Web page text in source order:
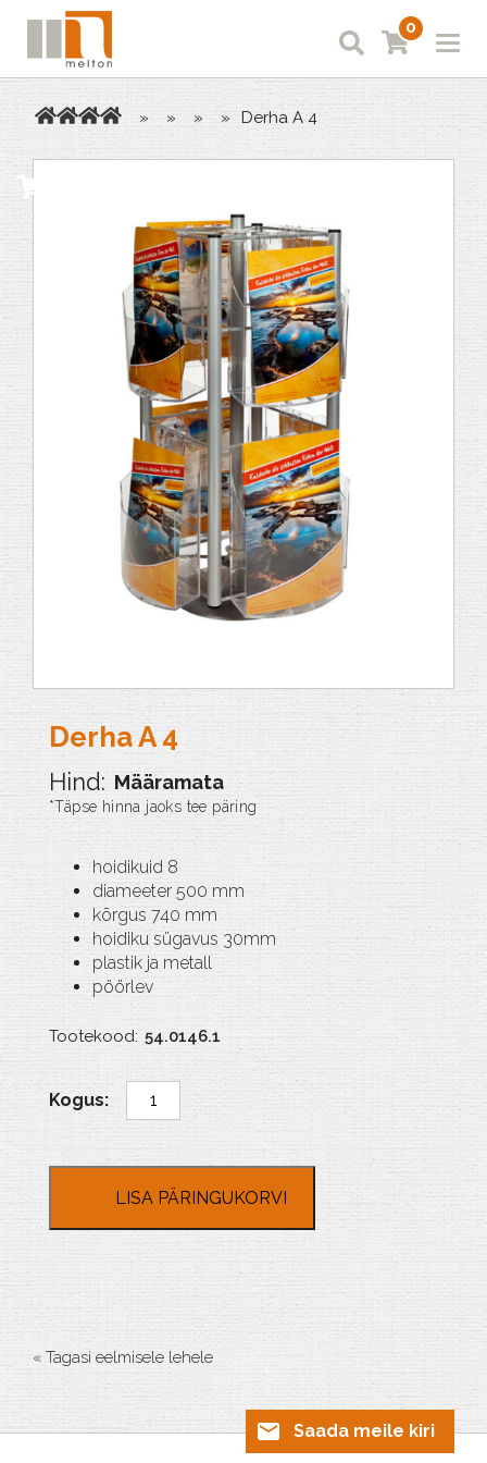
0
» » » » Derha A 4
Derha A 4
Määramata
hoidikuid 8
diameeter 500 mm
kõrgus 740 mm
hoidiku sügavus 30mm
plastik ja metall
pöörlev
Tootekood: 54.0146.1
Derha
A
kogus
LISA PÄRINGUKORVI
« Tagasi eelmisele lehele
Saada meile kiri